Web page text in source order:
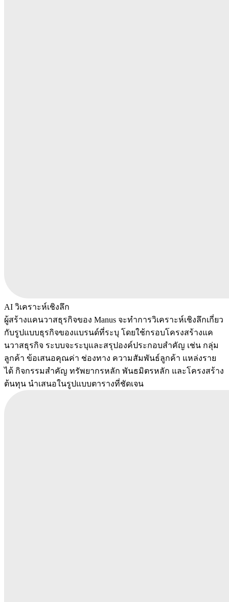
AI วิเคราะห์เชิงลึก
ผู้สร้างแคนวาสธุรกิจของ Manus จะทำการวิเคราะห์เชิงลึกเกี่ยว
กับรูปแบบธุรกิจของแบรนด์ที่ระบุ โดยใช้กรอบโครงสร้างแค
นวาสธุรกิจ ระบบจะระบุและสรุปองค์ประกอบสำคัญ เช่น กลุ่ม
ลูกค้า ข้อเสนอคุณค่า ช่องทาง ความสัมพันธ์ลูกค้า แหล่งราย
ได้ กิจกรรมสำคัญ ทรัพยากรหลัก พันธมิตรหลัก และโครงสร้าง
ต้นทุน นำเสนอในรูปแบบตารางที่ชัดเจน